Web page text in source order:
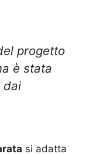
progetto
è stata
dai
si adatta